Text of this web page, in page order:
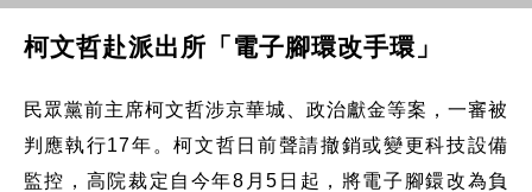
柯文哲赴派出所「電子腳環改手環」
民眾黨前主席柯文哲涉京華城、政治獻金等案，一審被
判應執行17年。柯文哲日前聲請撤銷或變更科技設備
監控，高院裁定自今年8月5日起，將電子腳鐶改為負